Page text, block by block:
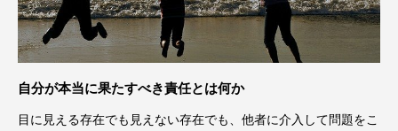
自分が本当に果たすべき責任とは何か
目に見える存在でも見えない存在でも、他者に介入して問題をこ